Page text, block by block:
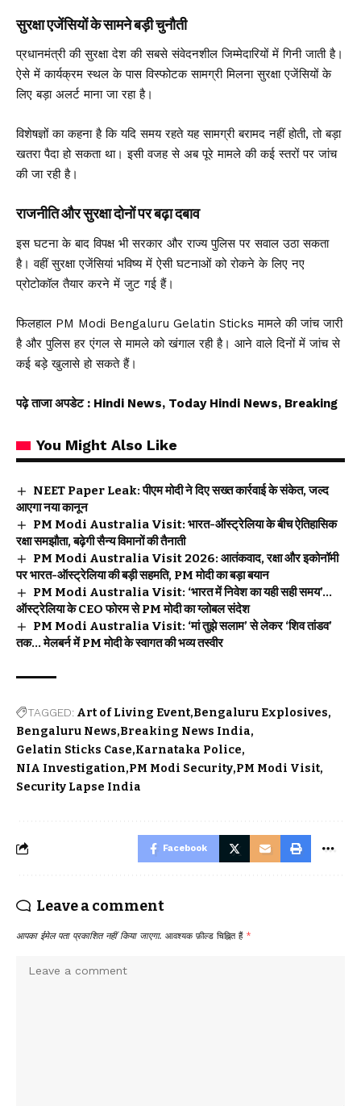
सुरक्षा एजेंसियों के सामने बड़ी चुनौती
प्रधानमंत्री की सुरक्षा देश की सबसे संवेदनशील जिम्मेदारियों में गिनी जाती है।
ऐसे में कार्यक्रम स्थल के पास विस्फोटक सामग्री मिलना सुरक्षा एजेंसियों के
लिए बड़ा अलर्ट माना जा रहा है।
विशेषज्ञों का कहना है कि यदि समय रहते यह सामग्री बरामद नहीं होती, तो बड़ा
खतरा पैदा हो सकता था। इसी वजह से अब पूरे मामले की कई स्तरों पर जांच
की जा रही है।
राजनीति और सुरक्षा दोनों पर बढ़ा दबाव
इस घटना के बाद विपक्ष भी सरकार और राज्य पुलिस पर सवाल उठा सकता
है। वहीं सुरक्षा एजेंसियां भविष्य में ऐसी घटनाओं को रोकने के लिए नए
प्रोटोकॉल तैयार करने में जुट गई हैं।
फिलहाल PM Modi Bengaluru Gelatin Sticks मामले की जांच जारी
है और पुलिस हर एंगल से मामले को खंगाल रही है। आने वाले दिनों में जांच से
कई बड़े खुलासे हो सकते हैं।
पढ़े ताजा अपडेट : Hindi News, Today Hindi News, Breaking
You Might Also Like
NEET Paper Leak: पीएम मोदी ने दिए सख्त कार्रवाई के संकेत, जल्द
आएगा नया कानून
PM Modi Australia Visit: भारत-ऑस्ट्रेलिया के बीच ऐतिहासिक
रक्षा समझौता, बढ़ेगी सैन्य विमानों की तैनाती
PM Modi Australia Visit 2026: आतंकवाद, रक्षा और इकोनॉमी
पर भारत-ऑस्ट्रेलिया की बड़ी सहमति, PM मोदी का बड़ा बयान
PM Modi Australia Visit: ‘भारत में निवेश का यही सही समय’…
ऑस्ट्रेलिया के CEO फोरम से PM मोदी का ग्लोबल संदेश
PM Modi Australia Visit: ‘मां तुझे सलाम’ से लेकर ‘शिव तांडव’
तक… मेलबर्न में PM मोदी के स्वागत की भव्य तस्वीर
TAGGED: Art of Living Event Bengaluru Explosives
Bengaluru News Breaking News India
Gelatin Sticks Case Karnataka Police
NIA Investigation PM Modi Security PM Modi Visit
Security Lapse India
Facebook
Leave a comment
आपका ईमेल पता प्रकाशित नहीं किया जाएगा. आवश्यक फ़ील्ड चिह्नित हैं *